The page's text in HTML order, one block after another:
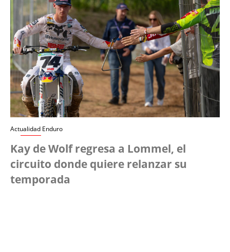
Actualidad Enduro
Kay de Wolf regresa a Lommel, el
circuito donde quiere relanzar su
temporada